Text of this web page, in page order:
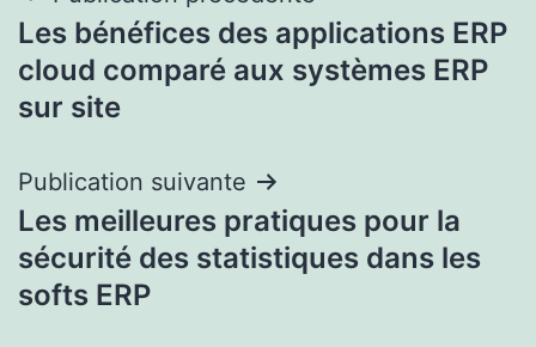
de
l’article
Les bénéfices des applications ERP
cloud comparé aux systèmes ERP
sur site
Publication suivante
Les meilleures pratiques pour la
sécurité des statistiques dans les
softs ERP